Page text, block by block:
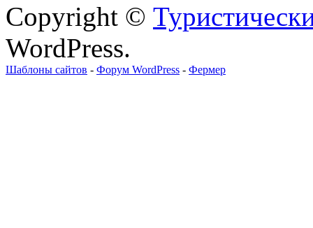
Copyright ©
WordPress.
Шаблоны сайтов - Форум WordPress - Фермер